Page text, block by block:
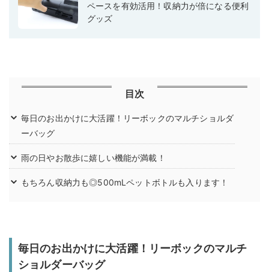
ペースを有効活用！収納力が倍になる便利
グッズ
目次
毎日のお出かけに大活躍！リーボックのマルチショルダ
ーバッグ
雨の日やお散歩に嬉しい機能が満載！
もちろん収納力も◎500mLペットボトルも入ります！
毎日のお出かけに大活躍！リーボックのマルチ
ショルダーバッグ